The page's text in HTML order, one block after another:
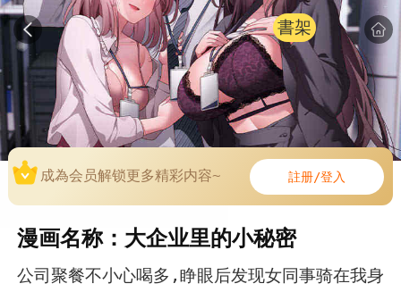
書架
成為会员解锁更多精彩内容~ 註册/登入
漫画名称：大企业里的小秘密
公司聚餐不小心喝多,睁眼后发现女同事骑在我身